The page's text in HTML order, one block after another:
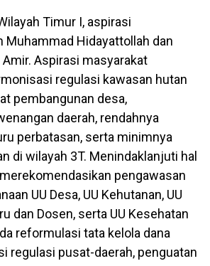
Timur I, aspirasi
Muhammad Hidayattollah dan
Aspirasi masyarakat
regulasi kawasan hutan
pembangunan desa,
daerah, rendahnya
perbatasan, serta minimnya
di wilayah 3T. Menindaklanjuti hal
merekomendasikan pengawasan
UU Desa, UU Kehutanan, UU
dan Dosen, serta UU Kesehatan
reformulasi tata kelola dana
regulasi pusat-daerah, penguatan